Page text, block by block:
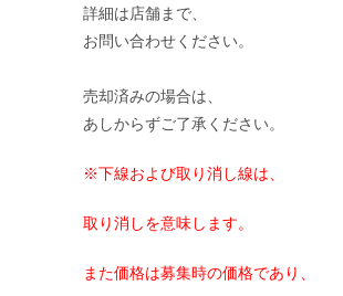
詳細は店舗まで、
お問い合わせください。
売却済みの場合は、
あしからずご了承ください。
※下線および取り消し線は、
取り消しを意味します。
また価格は募集時の価格であり、